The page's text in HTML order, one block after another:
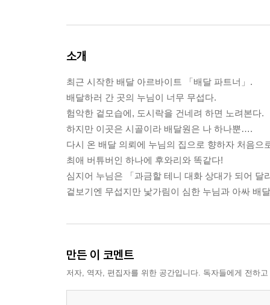
소개
최근 시작한 배달 아르바이트 「배달 파트너」.
배달하러 간 곳의 누님이 너무 무섭다.
험악한 겉모습에, 도시락을 건네려 하면 노려본다.
하지만 이곳은 시골이라 배달원은 나 하나뿐….
다시 온 배달 의뢰에 누님의 집으로 향하자 처음
최애 버튜버인 하나에 후와리와 똑같다!
심지어 누님은 「과금할 테니 대화 상대가 되어
겉보기엔 무섭지만 낯가림이 심한 누님과 아싸 배
만든 이 코멘트
저자, 역자, 편집자를 위한 공간입니다. 독자들에게 전하